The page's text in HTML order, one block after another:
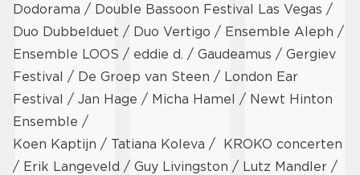
Dodorama / Double Bassoon Festival Las Vegas /
Duo Dubbelduet / Duo Vertigo / Ensemble Aleph /
Ensemble LOOS / eddie d. / Gaudeamus / Gergiev
Festival / De Groep van Steen / London Ear
Festival / Jan Hage / Micha Hamel / Newt Hinton
Ensemble /
Koen Kaptijn / Tatiana Koleva / KROKO concerten
/ Erik Langeveld / Guy Livingston / Lutz Mandler /